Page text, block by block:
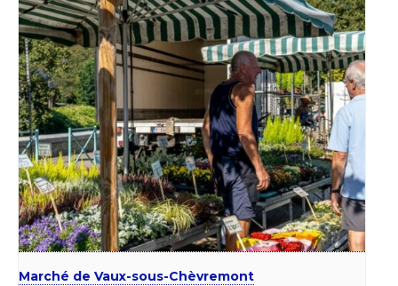
Marché de Vaux-sous-Chèvremont